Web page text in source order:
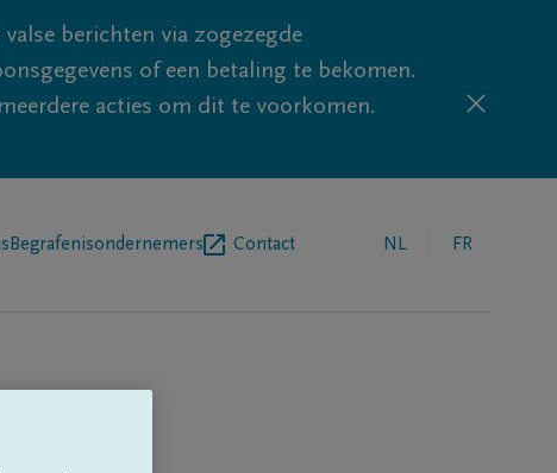
berichten via zogezegde
of een betaling te bekomen.
acties om dit te voorkomen.
Begrafenisondernemers Contact NL FR